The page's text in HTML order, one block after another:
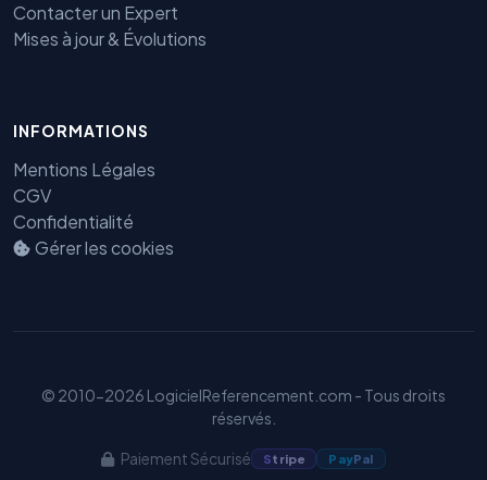
Contacter un Expert
Mises à jour & Évolutions
INFORMATIONS
Mentions Légales
CGV
Confidentialité
Gérer les cookies
© 2010-2026 LogicielReferencement.com - Tous droits
réservés.
Paiement Sécurisé Stripe PayPal